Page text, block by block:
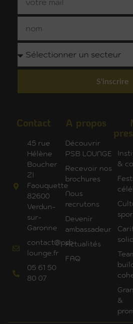
S'inscrire
Contact
45 rue
Hélène
Boucher
ZI
Faouquette
82600
Verdun-
sur-
Garonne
contact@psb-
lounge.fr
05 61 50
80 07
A propos
Découvrir
PSB LOUNGE
Recevoir nos
brochures
Nous
recrutons
Devenir
ambassadeur
Actualités
FAQ
&
&